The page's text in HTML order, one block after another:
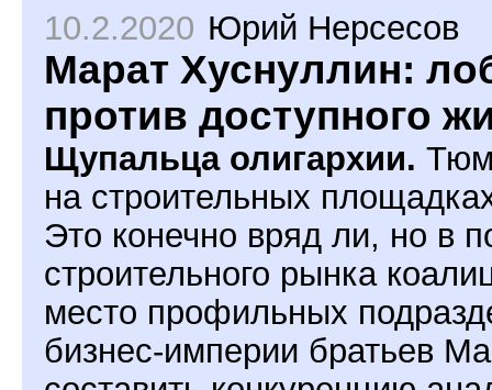
10.2.2020 Юрий Нерсесов
Марат Хуснуллин:
против доступного
Щупальца олигархии.
на строительных
Это конечно вряд ли, но в
строительного рынка
место профильных
бизнес-империи братьев